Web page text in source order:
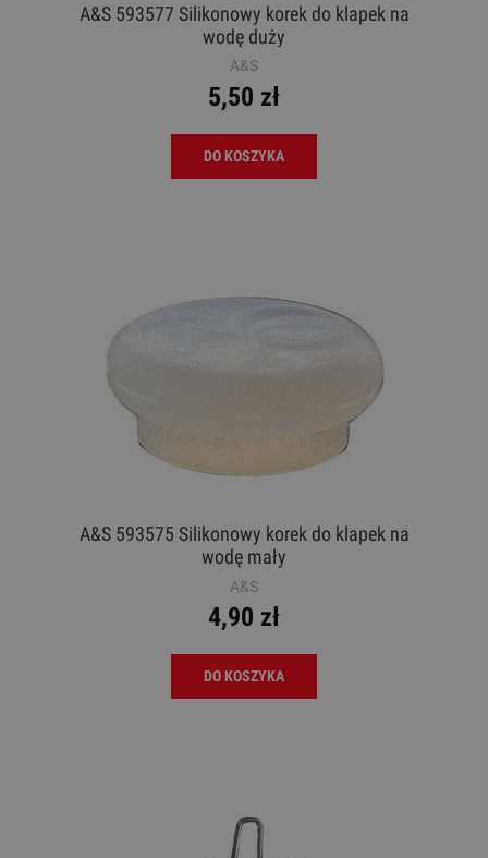
A&S 593577 Silikonowy korek do klapek na
wodę duży
A&S
5,50 zł
DO KOSZYKA
A&S 593575 Silikonowy korek do klapek na
wodę mały
A&S
4,90 zł
DO KOSZYKA